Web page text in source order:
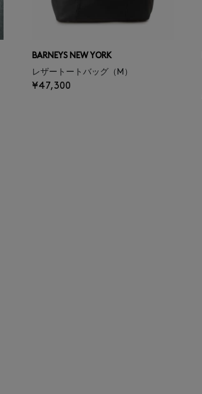
BARNEYS NEW YORK
レザートートバッグ（M）
¥47,300